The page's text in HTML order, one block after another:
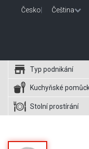
Česko Čeština
Typ podnikání
Kuchyňské
Stolní prostírání